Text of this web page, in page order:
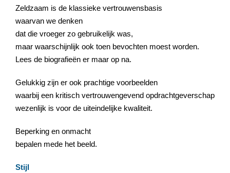
Zeldzaam is de klassieke vertrouwensbasis
waarvan we denken
dat die vroeger zo gebruikelijk was,
maar waarschijnlijk ook toen bevochten moest worden.
Lees de biografieën er maar op na.
Gelukkig zijn er ook prachtige voorbeelden
waarbij een kritisch vertrouwengevend opdrachtgeverschap
wezenlijk is voor de uiteindelijke kwaliteit.
Beperking en onmacht
bepalen mede het beeld.
Stijl